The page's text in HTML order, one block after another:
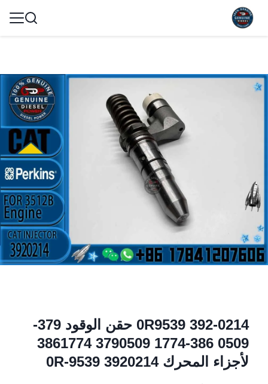
0R9539 392-0214 حقن الوقود 379-
0509 386-1774 3790509 3861774
لأجزاء المحرك 0R-9539 3920214